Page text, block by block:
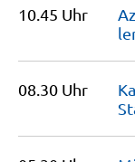
10.45 Uhr
08.30 Uhr